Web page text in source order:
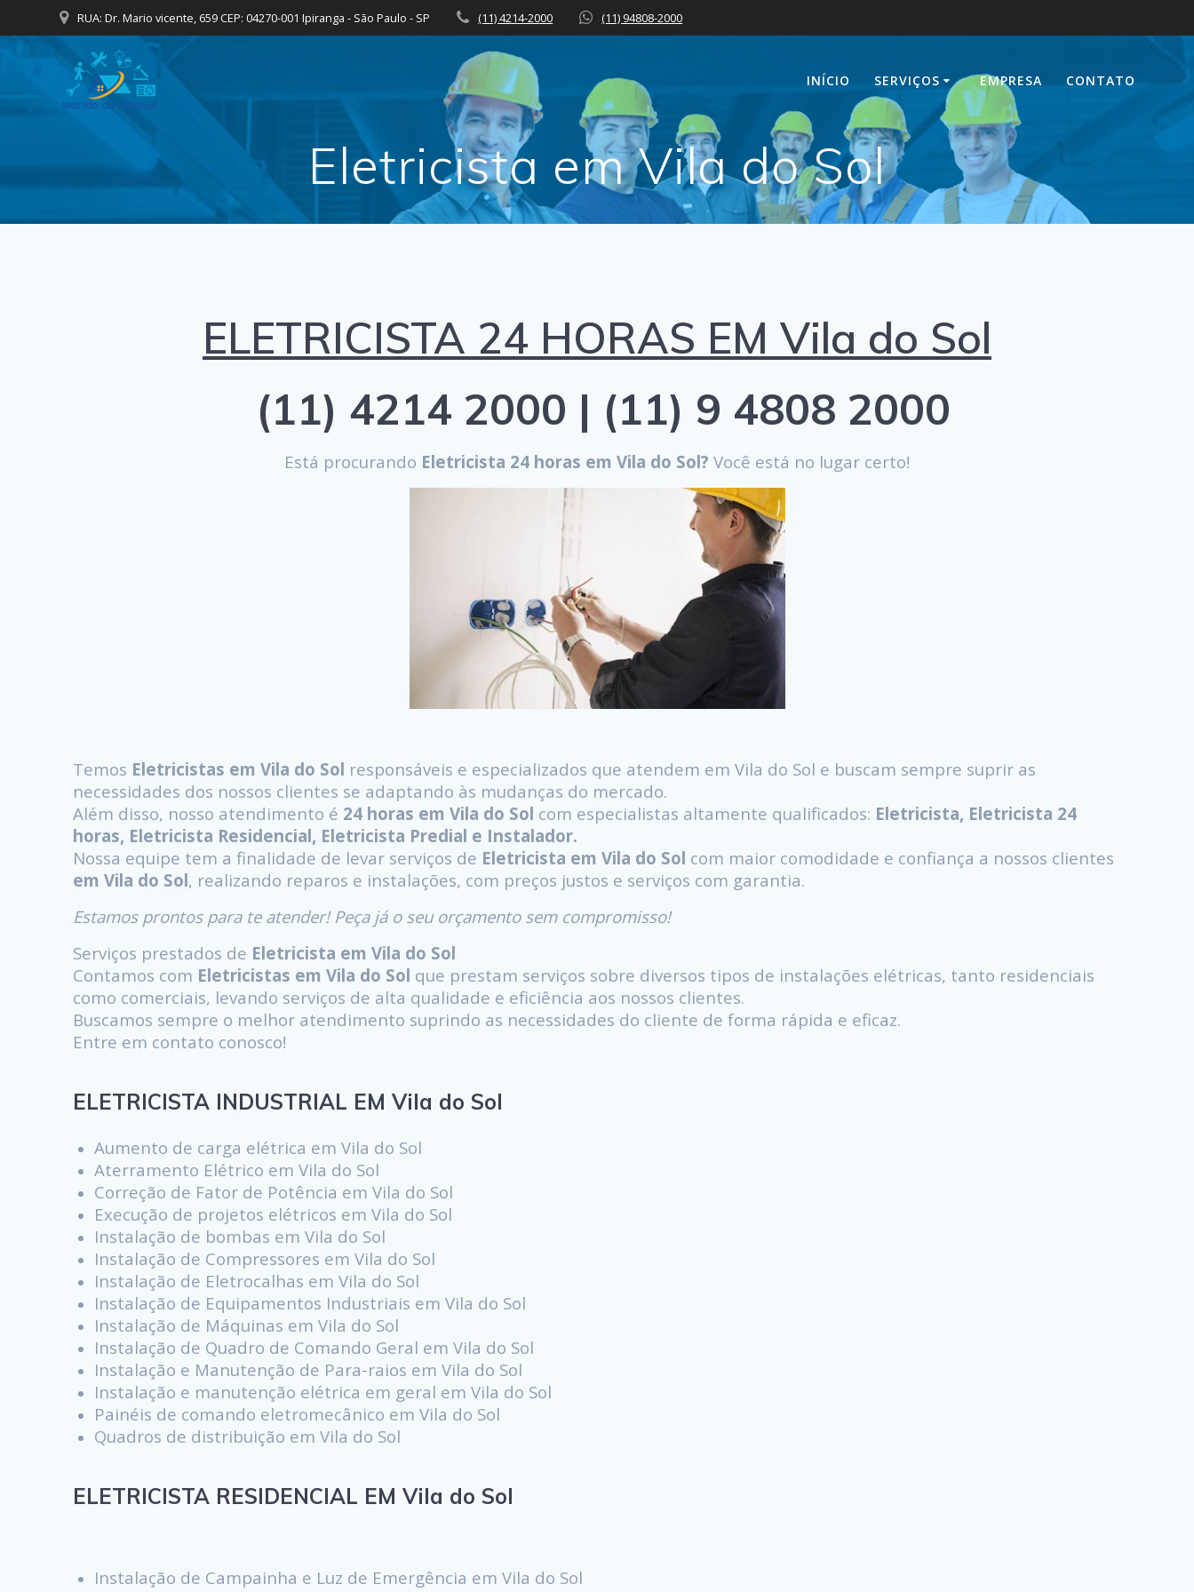
to
RUA: Dr. Mario vicente, 659 CEP: 04270-001 Ipiranga - São Paulo - SP (11) 4214-2000 (11) 94808-2000
INÍCIO SERVIÇOS EMPRESA CONTATO
Eletricista em Vila do Sol
ELETRICISTA 24 HORAS EM Vila do Sol
(11) 4214 2000 | (11) 9 4808 2000
Está procurando Eletricista 24 horas em Vila do Sol? Você está no lugar certo!
Temos Eletricistas em Vila do Sol responsáveis e especializados que atendem em Vila do Sol e buscam sempre suprir as
necessidades dos nossos clientes se adaptando às mudanças do mercado.
Além disso, nosso atendimento é 24 horas em Vila do Sol com especialistas altamente qualificados: Eletricista, Eletricista 24
horas, Eletricista Residencial, Eletricista Predial e Instalador.
Nossa equipe tem a finalidade de levar serviços de Eletricista em Vila do Sol com maior comodidade e confiança a nossos clientes
em Vila do Sol, realizando reparos e instalações, com preços justos e serviços com garantia.
Estamos prontos para te atender! Peça já o seu orçamento sem compromisso!
Serviços prestados de Eletricista em Vila do Sol
Contamos com Eletricistas em Vila do Sol que prestam serviços sobre diversos tipos de instalações elétricas, tanto residenciais
como comerciais, levando serviços de alta qualidade e eficiência aos nossos clientes.
Buscamos sempre o melhor atendimento suprindo as necessidades do cliente de forma rápida e eficaz.
Entre em contato conosco!
ELETRICISTA INDUSTRIAL EM Vila do Sol
Aumento de carga elétrica em Vila do Sol
Aterramento Elétrico em Vila do Sol
Correção de Fator de Potência em Vila do Sol
Execução de projetos elétricos em Vila do Sol
Instalação de bombas em Vila do Sol
Instalação de Compressores em Vila do Sol
Instalação de Eletrocalhas em Vila do Sol
Instalação de Equipamentos Industriais em Vila do Sol
Instalação de Máquinas em Vila do Sol
Instalação de Quadro de Comando Geral em Vila do Sol
Instalação e Manutenção de Para-raios em Vila do Sol
Instalação e manutenção elétrica em geral em Vila do Sol
Painéis de comando eletromecânico em Vila do Sol
Quadros de distribuição em Vila do Sol
ELETRICISTA RESIDENCIAL EM Vila do Sol
Instalação de Campainha e Luz de Emergência em Vila do Sol